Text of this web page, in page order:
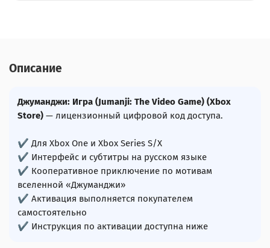
Описание
Джуманджи: Игра (Jumanji: The Video Game) (Xbox
Store) — лицензионный цифровой код доступа.
✔ Для Xbox One и Xbox Series S/X
✔ Интерфейс и субтитры на русском языке
✔ Кооперативное приключение по мотивам
вселенной «Джуманджи»
✔ Активация выполняется покупателем
самостоятельно
✔ Инструкция по активации доступна ниже